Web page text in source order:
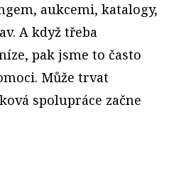
aukcemi, katalogy,
A když třeba
pak jsme to často
Může trvat
spolupráce začne